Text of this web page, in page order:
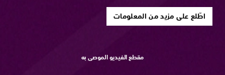
اطّلع على مزيد من المعلومات
مقطع الفيديو الموصى به